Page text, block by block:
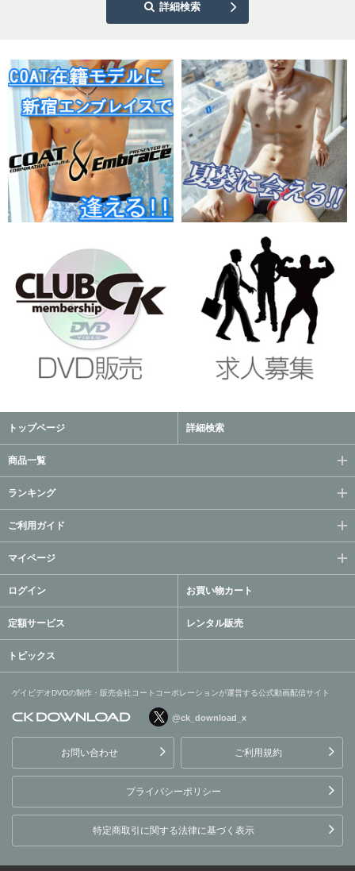
詳細検索
トップページ 詳細検索
商品一覧
ランキング
ご利用ガイド
マイページ
ログイン お買い物カート
定額サービス レンタル販売
トピックス
ゲイビデオDVDの制作・販売会社コートコーポレーションが運営する公式動画配信サイト
ョンが運営する公式動画配
信サイト
@ck_download_x
お問い合わせ ご利用規約
プライバシーポリシー
特定商取引に関する法律に基づく表示